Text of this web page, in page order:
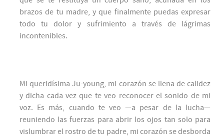
brazos de tu madre, y que finalmente puedas expresar
todo tu dolor y sufrimiento a través de lágrimas
incontenibles.
Mi queridísima Ju-young, mi corazón se llena de calidez
y dicha cada vez que te veo reconocer el sonido de mi
voz. Es más, cuando te veo —a pesar de la lucha—
reuniendo las fuerzas para abrir los ojos tan solo para
vislumbrar el rostro de tu padre, mi corazón se desborda